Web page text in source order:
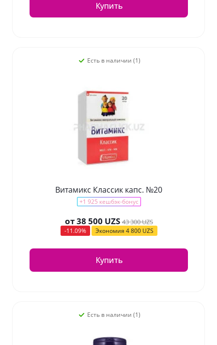
Купить
Есть в наличии (1)
Витамикс Классик капс. №20
+1 925 кешбэк-бонус
от38 500 UZS 43 300 UZS
-11.09% Экономия 4 800 UZS
Купить
Есть в наличии (1)